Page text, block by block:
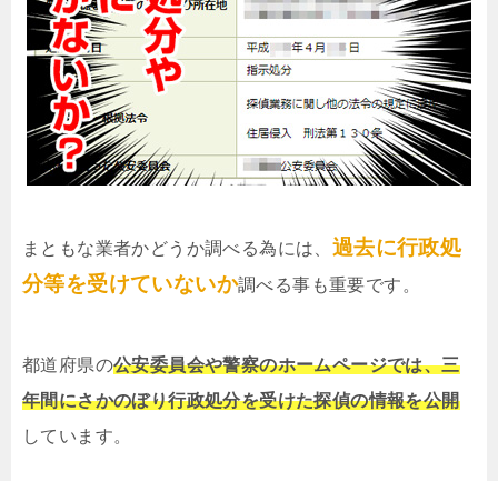
まともな業者かどうか調べる為には、 過去に行政処
分等を受けていないか調べる事も重要です。
都道府県の公安委員会や警察のホームページでは、三
年間にさかのぼり行政処分を受けた探偵の情報を公開
しています。